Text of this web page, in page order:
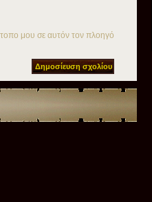
μου σε αυτόν τον πλοηγό